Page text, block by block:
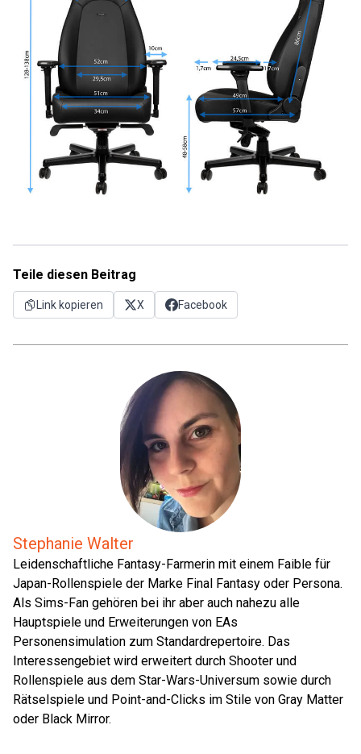
Teile diesen Beitrag
Link kopieren X Facebook
Stephanie Walter
Leidenschaftliche Fantasy-Farmerin mit einem Faible für
Japan-Rollenspiele der Marke Final Fantasy oder Persona.
Als Sims-Fan gehören bei ihr aber auch nahezu alle
Hauptspiele und Erweiterungen von EAs
Personensimulation zum Standardrepertoire. Das
Interessengebiet wird erweitert durch Shooter und
Rollenspiele aus dem Star-Wars-Universum sowie durch
Rätselspiele und Point-and-Clicks im Stile von Gray Matter
oder Black Mirror.